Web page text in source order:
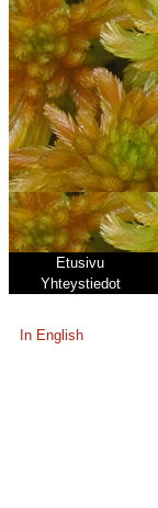
Etusivu
Yhteystiedot
In English